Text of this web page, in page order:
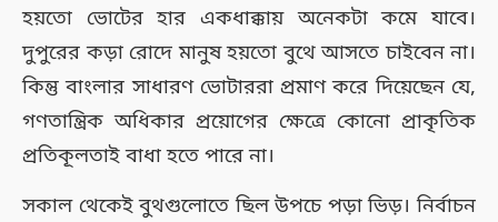
হয়তো ভোটের হার একধাক্কায় অনেকটা কমে যাবে।
দুপুরের কড়া রোদে মানুষ হয়তো বুথে আসতে চাইবেন না।
কিন্তু বাংলার সাধারণ ভোটাররা প্রমাণ করে দিয়েছেন যে,
গণতান্ত্রিক অধিকার প্রয়োগের ক্ষেত্রে কোনো প্রাকৃতিক
প্রতিকূলতাই বাধা হতে পারে না।
সকাল থেকেই বুথগুলোতে ছিল উপচে পড়া ভিড়। নির্বাচন